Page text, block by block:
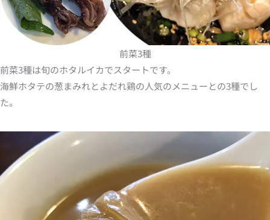
前菜3種
前菜3種は旬のホタルイカでスタートです。
海鮮ホタテの葱まみれとよだれ鶏の人気のメニューとの3種でし
た。